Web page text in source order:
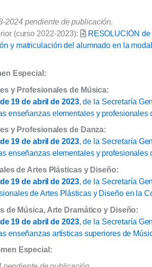
2024 pendiente de publicación.
(curso 2022-2023):
RESOLUCIÓN
y matriculación del alumnado en la
Especial:
y Profesionales de Música:
19 de abril de 2023, de la Secretaría
enseñanzas elementales y profesionales
y Profesionales de Danza:
19 de abril de 2023, de la Secretaría
enseñanzas elementales y profesionales
de Artes Plásticas y Diseño:
19 de abril de 2023, de la Secretaría
de Artes Plásticas y Diseño en la
de Música, Arte Dramático y Diseño:
19 de abril de 2023, de la Secretaría
enseñanzas artísticas superiores de
Especial: